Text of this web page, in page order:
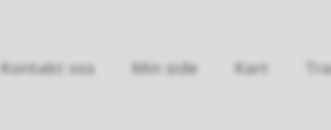
Kontakt oss Min side Kart